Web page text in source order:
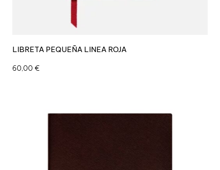
LIBRETA PEQUEÑA LINEA ROJA
60,00 €